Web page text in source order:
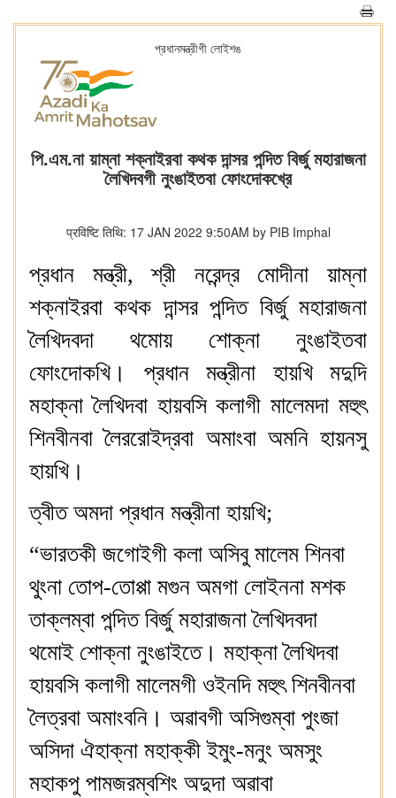
প্রধানমন্ত্রীগী লোইশঙ
পি.এম.না য়াম্না শক্নাইরবা কথক দান্সর পন্দিত বির্জু মহারাজনা
লৈখিদবগী নুংঙাইতবা ফোংদোকখ্রে
प्रविष्टि तिथि: 17 JAN 2022 9:50AM by PIB Imphal
প্রধান মন্ত্রী, শ্রী নরেন্দ্র মোদীনা য়াম্না
শক্নাইরবা কথক দান্সর পন্দিত বির্জু মহারাজনা
লৈখিদবদা থমোয় শোক্না নুংঙাইতবা
ফোংদোকখি। প্রধান মন্ত্রীনা হায়খি মদুদি
মহাক্না লৈখিদবা হায়বসি কলাগী মালেমদা মহুৎ
শিনবীনবা লৈররোইদ্রবা অমাংবা অমনি হায়নসু
হায়খি।
ত্বীত অমদা প্রধান মন্ত্রীনা হায়খি;
“ভারতকী জগোইগী কলা অসিবু মালেম শিনবা
থুংনা তোপ-তোপ্পা মগুন অমগা লোইননা মশক
তাক্লম্বা পন্দিত বির্জু মহারাজনা লৈখিদবদা
থমোই শোক্না নুংঙাইতে। মহাক্না লৈখিদবা
হায়বসি কলাগী মালেমগী ওইনদি মহুৎ শিনবীনবা
লৈত্রবা অমাংবনি। অৱাবগী অসিগুম্বা পুংজা
অসিদা ঐহাক্না মহাক্কী ইমুং-মনুং অমসুং
মহাকপু পামজরম্বশিং অদুদা অৱাবা